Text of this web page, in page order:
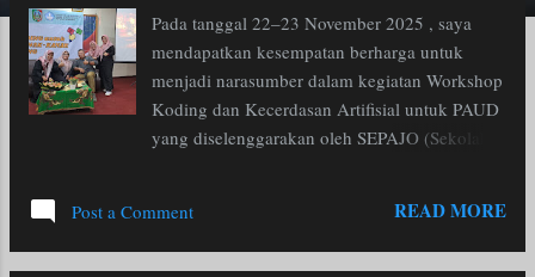
Pada tanggal 22–23 November 2025 , saya
mendapatkan kesempatan berharga untuk
menjadi narasumber dalam kegiatan Workshop
Koding dan Kecerdasan Artifisial untuk PAUD
yang diselenggarakan oleh SEPAJO (Sekolah
pukul 08.00 hingga 15.00 WIB , diikuti oleh
lebih dari 100 guru TK Sekolah Penggerak dari
Post a Comment READ MORE